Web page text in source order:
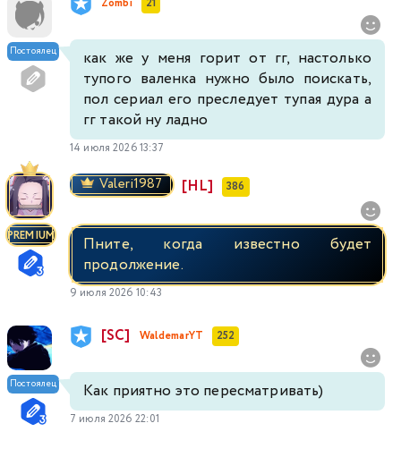
Постоялец
Zombi 21
как же у меня горит от гг, настолько
тупого валенка нужно было поискать,
пол сериал его преследует тупая дура а
гг такой ну ладно
14 июля 2026 13:37
PREMIUM
Valeri1987 [HL] 386
Пните, когда известно будет
продолжение.
9 июля 2026 10:43
Постоялец
[SC] WaldemarYT 252
Как приятно это пересматривать)
7 июля 2026 22:01